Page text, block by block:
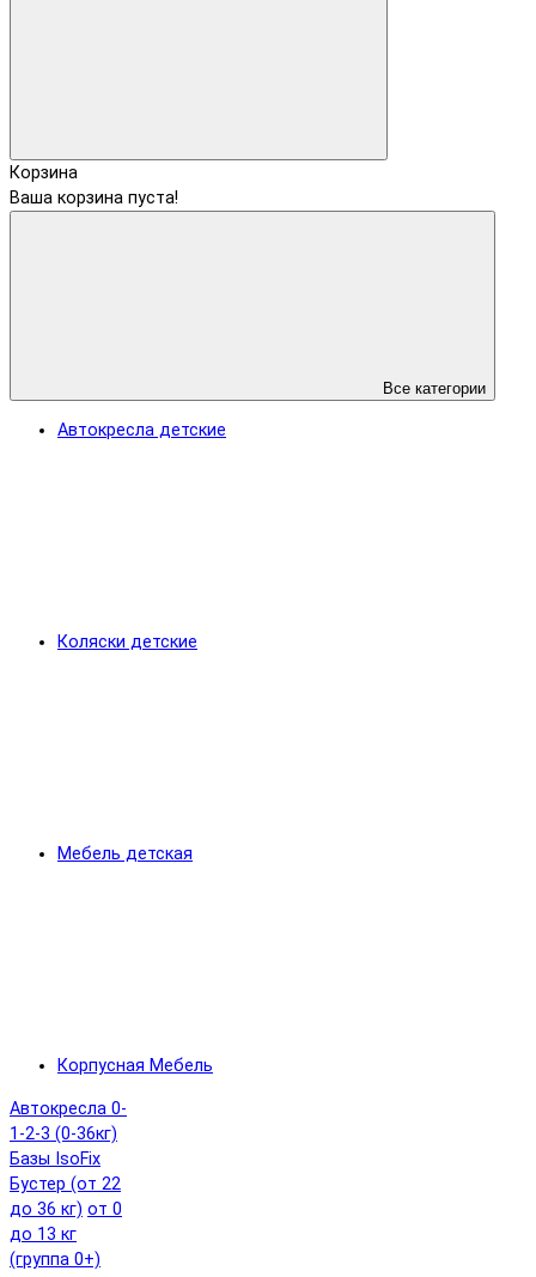
Корзина
Ваша корзина пуста!
Все категории
Автокресла детские
Коляски детские
Мебель детская
Корпусная Мебель
Автокресла 0-
1-2-3 (0-36кг)
Базы IsoFix
Бустер (от 22
до 36 кг) от 0
до 13 кг
(группа 0+)